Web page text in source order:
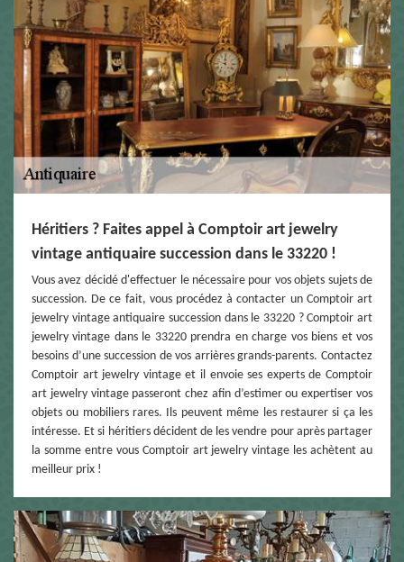
Héritiers ? Faites appel à Comptoir art jewelry
vintage antiquaire succession dans le 33220 !
Vous avez décidé d'effectuer le nécessaire pour vos objets sujets de
succession. De ce fait, vous procédez à contacter un Comptoir art
jewelry vintage antiquaire succession dans le 33220 ? Comptoir art
jewelry vintage dans le 33220 prendra en charge vos biens et vos
besoins d’une succession de vos arrières grands-parents. Contactez
Comptoir art jewelry vintage et il envoie ses experts de Comptoir
art jewelry vintage passeront chez afin d’estimer ou expertiser vos
objets ou mobiliers rares. Ils peuvent même les restaurer si ça les
intéresse. Et si héritiers décident de les vendre pour après partager
la somme entre vous Comptoir art jewelry vintage les achètent au
meilleur prix !